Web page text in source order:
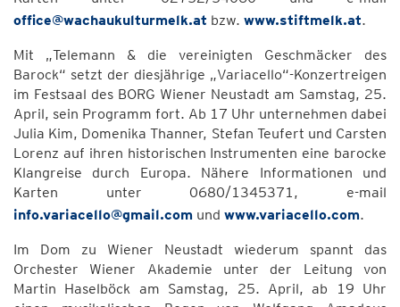
office@wachaukulturmelk.at bzw. www.stiftmelk.at.
Mit „Telemann & die vereinigten Geschmäcker des
Barock“ setzt der diesjährige „Variacello“-Konzertreigen
im Festsaal des BORG Wiener Neustadt am Samstag, 25.
April, sein Programm fort. Ab 17 Uhr unternehmen dabei
Julia Kim, Domenika Thanner, Stefan Teufert und Carsten
Lorenz auf ihren historischen Instrumenten eine barocke
Klangreise durch Europa. Nähere Informationen und
Karten unter 0680/1345371, e-mail
info.variacello@gmail.com und www.variacello.com.
Im Dom zu Wiener Neustadt wiederum spannt das
Orchester Wiener Akademie unter der Leitung von
Martin Haselböck am Samstag, 25. April, ab 19 Uhr